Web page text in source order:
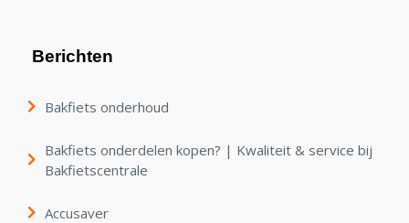
Berichten
Bakfiets onderhoud
Bakfiets onderdelen kopen? | Kwaliteit & service bij
Bakfietscentrale
Accusaver